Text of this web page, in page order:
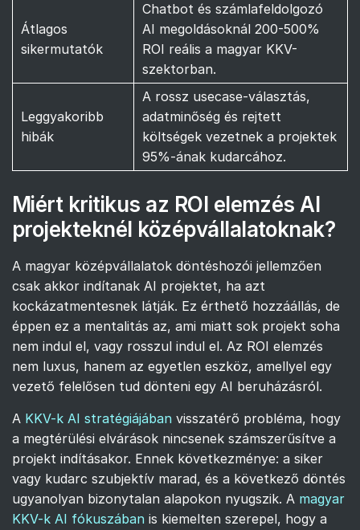
Átlagos
sikermutatók
Chatbot és számlafeldolgozó
AI megoldásoknál 200-500%
ROI reális a magyar KKV-
szektorban.
Leggyakoribb
hibák
A rossz usecase-választás,
adatminőség és rejtett
költségek vezetnek a projektek
95%-ának kudarcához.
Miért kritikus az ROI elemzés AI
projekteknél középvállalatoknak?
A magyar középvállalatok döntéshozói jellemzően
csak akkor indítanak AI projektet, ha azt
kockázatmentesnek látják. Ez érthető hozzáállás, de
éppen ez a mentalitás az, ami miatt sok projekt soha
nem indul el, vagy rosszul indul el. Az ROI elemzés
nem luxus, hanem az egyetlen eszköz, amellyel egy
vezető felelősen tud dönteni egy AI beruházásról.
A KKV-k AI stratégiájában visszatérő probléma, hogy
a megtérülési elvárások nincsenek számszerűsítve a
projekt indításakor. Ennek következménye: a siker
vagy kudarc szubjektív marad, és a következő döntés
ugyanolyan bizonytalan alapokon nyugszik. A magyar
KKV-k AI fókuszában is kiemelten szerepel, hogy a